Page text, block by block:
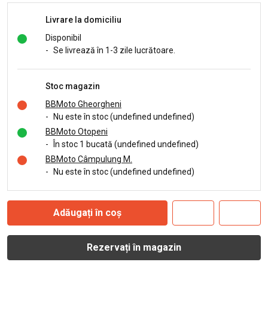
Livrare la domiciliu
Disponibil
- Se livrează în 1-3 zile lucrătoare.
Stoc magazin
BBMoto Gheorgheni
-
Nu este în stoc (undefined undefined)
BBMoto Otopeni
-
În stoc 1 bucată (undefined undefined)
BBMoto Câmpulung M.
-
Nu este în stoc (undefined undefined)
Adăugați în coș
Rezervați în magazin